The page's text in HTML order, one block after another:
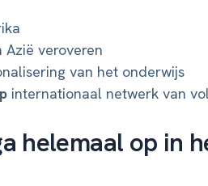
Azië veroveren
van het onderwijs
internationaal netwerk van
helemaal op in